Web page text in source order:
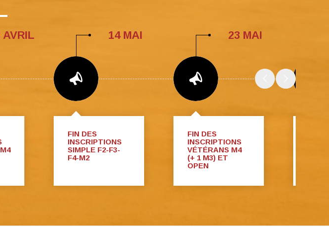
AVRIL 14 MAI
FIN DES
INSCRIPTIONS
SIMPLE F2-F3-
F4-M2
23 MAI
FIN DES
INSCRIPTIONS
VÉTÉRANS M4
(+ 1 M3) ET
OPEN